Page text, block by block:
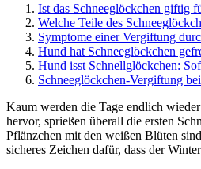
Ist das Schneeglöckchen giftig
Welche Teile des
Symptome einer Vergiftung
Hund hat Schneeglöckchen
Hund isst Schnellglöckchen:
Schneeglöckchen-Vergiftung
Kaum werden die Tage endlich
hervor, sprießen überall die ersten
Pflänzchen mit den weißen Blüten
sicheres Zeichen dafür, dass der